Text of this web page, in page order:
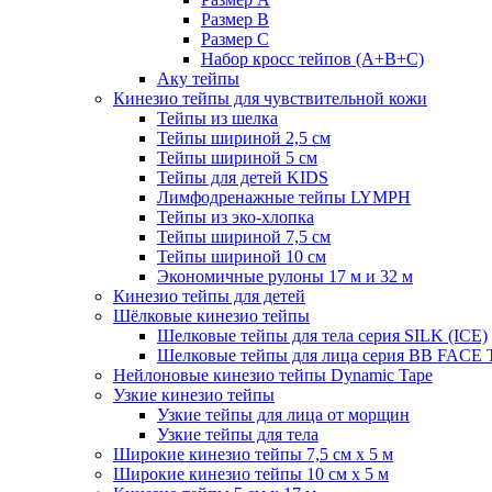
Размер B
Размер С
Набор кросс тейпов (А+B+C)
Аку тейпы
Кинезио тейпы для чувствительной кожи
Тейпы из шелка
Тейпы шириной 2,5 см
Тейпы шириной 5 см
Тейпы для детей KIDS
Лимфодренажные тейпы LYMPH
Тейпы из эко-хлопка
Тейпы шириной 7,5 см
Тейпы шириной 10 см
Экономичные рулоны 17 м и 32 м
Кинезио тейпы для детей
Шёлковые кинезио тейпы
Шелковые тейпы для тела серия SILK (ICE)
Шелковые тейпы для лица серия BB FACE
Нейлоновые кинезио тейпы Dynamic Tape
Узкие кинезио тейпы
Узкие тейпы для лица от морщин
Узкие тейпы для тела
Широкие кинезио тейпы 7,5 см x 5 м
Широкие кинезио тейпы 10 см х 5 м